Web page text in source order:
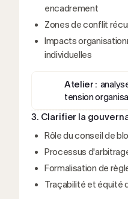
encadrement
Zones de conflit
Impacts
individuelles
Atelier :
tension
3. Clarifier la
Rôle du conseil de
Processus
Formalisation de
Traçabilité et équité